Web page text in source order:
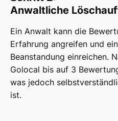
Anwaltliche
Ein Anwalt kann die
Erfahrung angreifen und
Beanstandung einreichen.
Golocal bis auf 3
was jedoch
ist.